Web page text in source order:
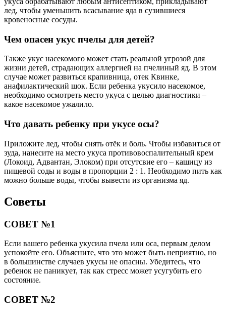
лед, чтобы уменьшить всасывание яда в сузившиеся
кровеносные сосуды.
Чем опасен укус пчелы для детей?
Также укус насекомого может стать реальной угрозой для
жизни детей, страдающих аллергией на пчелиный яд. В этом
случае может развиться крапивница, отек Квинке,
анафилактический шок. Если ребенка укусило насекомое,
необходимо осмотреть место укуса с целью диагностики –
какое насекомое ужалило.
Что давать ребенку при укусе осы?
Приложите лед, чтобы снять отёк и боль. Чтобы избавиться от
зуда, нанесите на место укуса противовоспалительный крем
(Локоид, Адвантан, Элоком) при отсутсвие его – кашицу из
пищевой соды и воды в пропорции 2 : 1. Необходимо пить как
можно больше воды, чтобы вывести из организма яд.
Советы
СОВЕТ №1
Если вашего ребенка укусила пчела или оса, первым делом
успокойте его. Объясните, что это может быть неприятно, но
в большинстве случаев укусы не опасны. Убедитесь, что
ребенок не паникует, так как стресс может усугубить его
состояние.
СОВЕТ №2